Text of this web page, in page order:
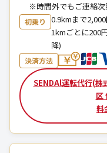
※時間外でもご連絡次
初乗り
0.9kmまで
1kmごとに200
降)
決済方法
SENDAl運転代行(株
区
料